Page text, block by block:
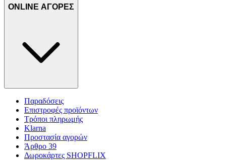
διαφημίσεων και περιεχομένου, τις μετρήσεις σχετικά με
πληροφορίες σχετικά με την από μέρους σας χρήση της
τοποθεσίας μας στους συνεργάτες μέσων κοινωνικής
δικτύωσης, διαφημίσεων και ανάλυσης.
ONLINE ΑΓΟΡΕΣ
Παραδόσεις
Επιστροφές προϊόντων
Τρόποι πληρωμής
Klarna
Προστασία αγορών
Άρθρο 39
Δωροκάρτες SHOPFLIX